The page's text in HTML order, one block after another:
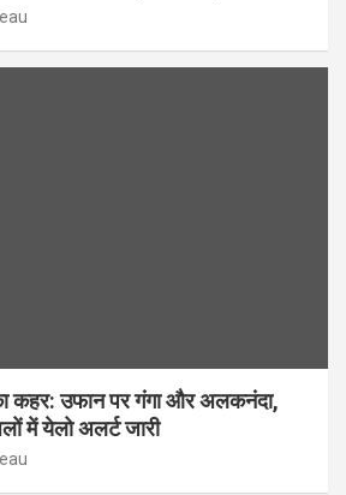
कहर: उफान पर गंगा और अलकनंदा,
में येलो अलर्ट जारी